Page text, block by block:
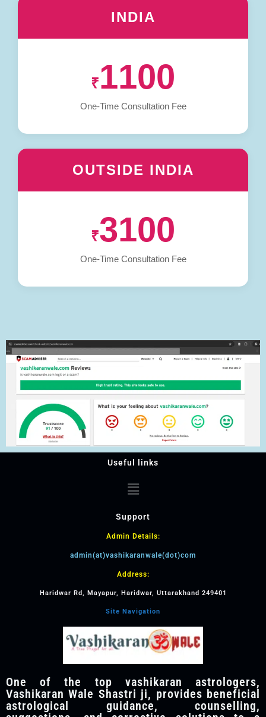
INDIA
₹1100
One-Time Consultation Fee
OUTSIDE INDIA
₹3100
One-Time Consultation Fee
Useful links
Support
Admin Details:
admin(at)vashikaranwale(dot)com
Address:
Haridwar Rd, Mayapur, Haridwar, Uttarakhand 249401
Site Navigation
One of the top vashikaran astrologers,
Vashikaran Wale Shastri ji, provides beneficial
astrological guidance, counselling,